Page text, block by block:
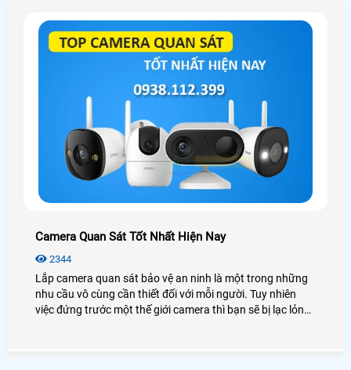
Camera Quan Sát Tốt Nhất Hiện Nay
2344
Lắp camera quan sát bảo vệ an ninh là một trong những
nhu cầu vô cùng cần thiết đối với mỗi người. Tuy nhiên
việc đứng trước một thế giới camera thì bạn sẽ bị lạc lỏng,